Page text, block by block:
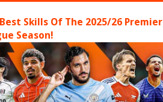
Skills Of The 2025/26 Premier
Season!